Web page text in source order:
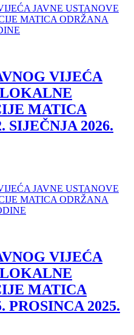
VIJEĆA
MATICA
SIJEČNJA 2026.
VIJEĆA
MATICA
PROSINCA 2025.